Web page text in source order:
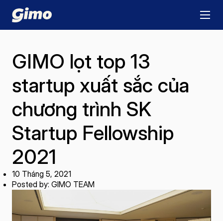
GIMO lọt top 13
startup xuất sắc của
chương trình SK
Startup Fellowship
2021
10 Tháng 5, 2021
Posted by: GIMO TEAM